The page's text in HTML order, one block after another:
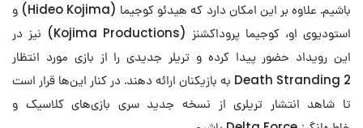
باشیم. علاوه بر این امکان دارد که هیدئو کوجیما (Hideo Kojima) و
استودیوی او، کوجیما پروداکشنز (Kojima Productions) نیز در
این رویداد حضور پیدا کرده و تریلر جدیدی را از بازی مورد انتظار
Death Stranding 2 به بازیکنان ارائه دهند. در کنار این‌ها قرار است
تا شاهد انتشار تریلری از نسخه جدید سری بازی‌های کلاسیک و